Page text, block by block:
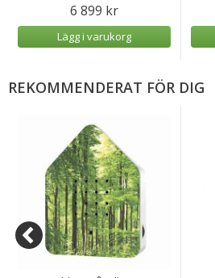
6 899 kr
Lägg i varukorg
REKOMMENDERAT FÖR DIG